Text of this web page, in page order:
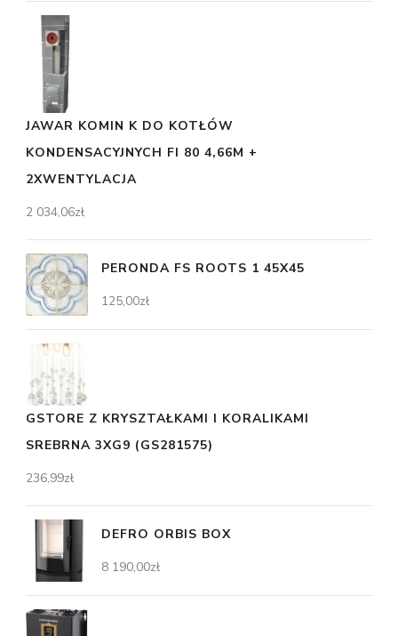
JAWAR KOMIN K DO KOTŁÓW
KONDENSACYJNYCH FI 80 4,66M +
2XWENTYLACJA
2 034,06zł
PERONDA FS ROOTS 1 45X45
125,00zł
GSTORE Z KRYSZTAŁKAMI I KORALIKAMI
SREBRNA 3XG9 (GS281575)
236,99zł
DEFRO ORBIS BOX
8 190,00zł